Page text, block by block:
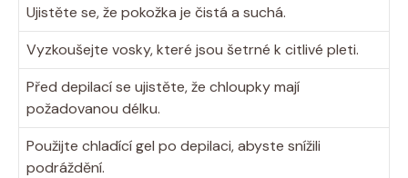
Ujistěte se, že pokožka je čistá a suchá.
Vyzkoušejte vosky, které jsou šetrné k citlivé pleti.
Před depilací se ujistěte, že chloupky mají
požadovanou délku.
Použijte chladící gel po depilaci, abyste snížili
podráždění.